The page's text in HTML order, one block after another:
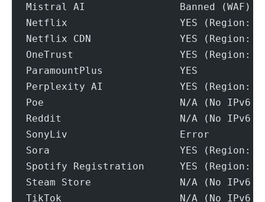
Mistral AI                Banned (WAF)
Netflix                   YES (Region:
Netflix CDN               YES (Region:
OneTrust                  YES (Region: US
ParamountPlus             YES
Perplexity AI             YES (Region:
Poe                       N/A (No IPv6
Reddit                    N/A (No IPv6
SonyLiv                   Error
Sora                      YES (Region:
Spotify Registration      YES (Region:
Steam Store               N/A (No IPv6
TikTok                    N/A (No IPv6